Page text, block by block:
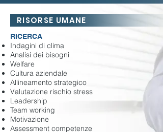
RISORSE UMANE
RICERCA
Indagini di clima
Analisi dei bisogni
Welfare
Cultura aziendale
Allineamento strategico
Valutazione rischio stress
Leadership
Team working
Motivazione
Assessment competenze